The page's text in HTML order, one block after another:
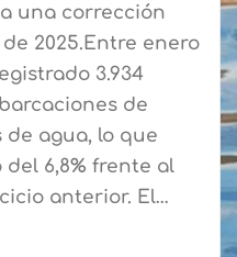
una corrección
2025.Entre enero
3.934
de
de agua, lo que
6,8% frente al
anterior. El…